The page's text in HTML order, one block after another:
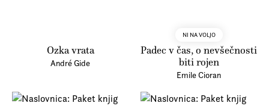
Ozka vrata
André Gide
NI NA VOLJO
Padec v čas, o nevšečnosti
biti rojen
Emile Cioran